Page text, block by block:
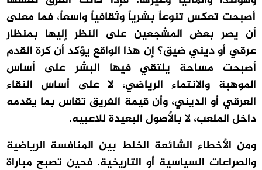
أصبحت تعكس تنوعاً بشرياً وثقافياً واسعاً، فما معنى
أن يصر بعض المشجعين على النظر إليها بمنظار
عرقي أو ديني ضيق؟ إن هذا الواقع يؤكد أن كرة القدم
أصبحت مساحة يلتقي فيها البشر على أساس
الموهبة والانتماء الرياضي، لا على أساس النقاء
العرقي أو الديني، وأن قيمة الفريق تقاس بما يقدمه
داخل الملعب، لا بالأصول البعيدة للاعبيه.
ومن الأخطاء الشائعة الخلط بين المنافسة الرياضية
والصراعات السياسية أو التاريخية. فحين تصبح مباراة